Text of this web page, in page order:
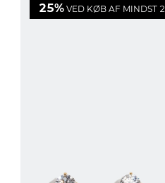
25% VED KØB AF MINDST 2